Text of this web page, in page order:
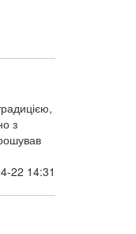
з
22 14:31